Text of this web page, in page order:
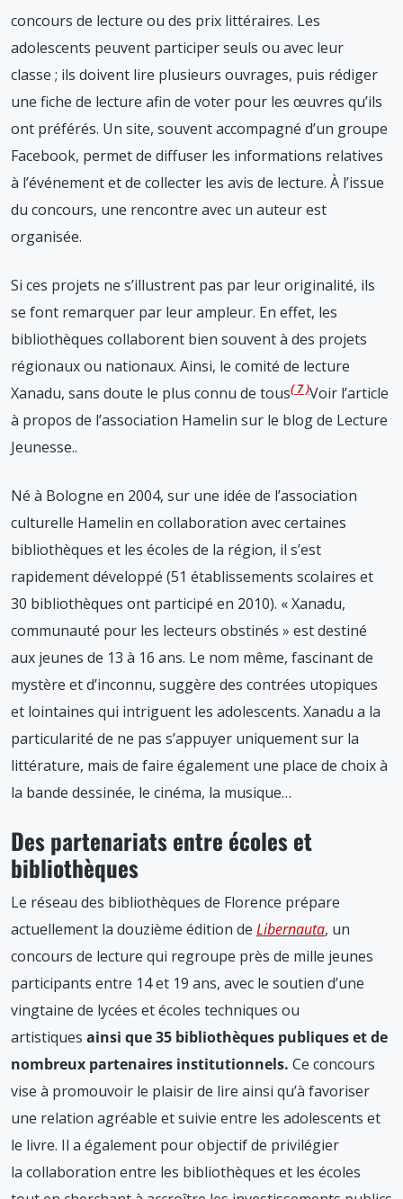
concours de lecture ou des prix littéraires. Les
adolescents peuvent participer seuls ou avec leur
classe ; ils doivent lire plusieurs ouvrages, puis rédiger
une fiche de lecture afin de voter pour les œuvres qu’ils
ont préférés. Un site, souvent accompagné d’un groupe
Facebook, permet de diffuser les informations relatives
à l’événement et de collecter les avis de lecture. À l’issue
du concours, une rencontre avec un auteur est
organisée.
Si ces projets ne s’illustrent pas par leur originalité, ils
se font remarquer par leur ampleur. En effet, les
bibliothèques collaborent bien souvent à des projets
régionaux ou nationaux. Ainsi, le comité de lecture
Xanadu, sans doute le plus connu de tous 7 Voir l’article
à propos de l’association Hamelin sur le blog de Lecture
Jeunesse..
Né à Bologne en 2004, sur une idée de l’association
culturelle Hamelin en collaboration avec certaines
bibliothèques et les écoles de la région, il s’est
rapidement développé (51 établissements scolaires et
30 bibliothèques ont participé en 2010). « Xanadu,
communauté pour les lecteurs obstinés » est destiné
aux jeunes de 13 à 16 ans. Le nom même, fascinant de
mystère et d’inconnu, suggère des contrées utopiques
et lointaines qui intriguent les adolescents. Xanadu a la
particularité de ne pas s’appuyer uniquement sur la
littérature, mais de faire également une place de choix à
la bande dessinée, le cinéma, la musique…
Des partenariats entre écoles et
bibliothèques
Le réseau des bibliothèques de Florence prépare
actuellement la douzième édition de Libernauta, un
concours de lecture qui regroupe près de mille jeunes
participants entre 14 et 19 ans, avec le soutien d’une
vingtaine de lycées et écoles techniques ou
artistiques ainsi que 35 bibliothèques publiques et de
nombreux partenaires institutionnels. Ce concours
vise à promouvoir le plaisir de lire ainsi qu’à favoriser
une relation agréable et suivie entre les adolescents et
le livre. Il a également pour objectif de privilégier
la collaboration entre les bibliothèques et les écoles